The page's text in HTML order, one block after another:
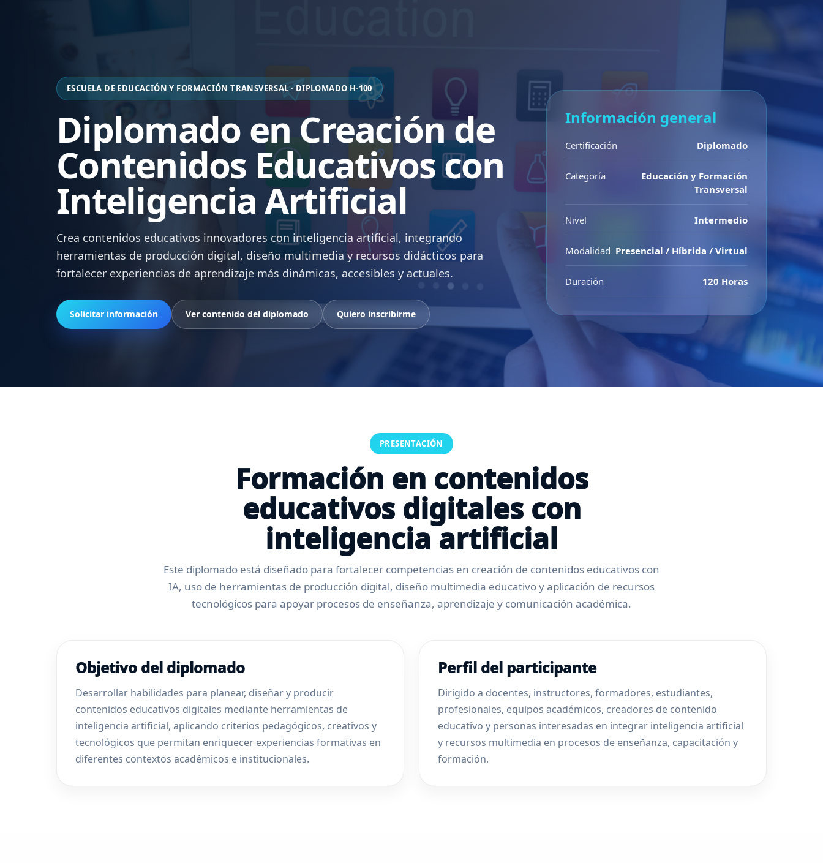
ESCUELA DE EDUCACIÓN Y FORMACIÓN TRANSVERSAL · DIPLOMADO H-100
Diplomado en Creación de
Contenidos Educativos con
Inteligencia Artificial
Crea contenidos educativos innovadores con inteligencia artificial, integrando
herramientas de producción digital, diseño multimedia y recursos didácticos para
fortalecer experiencias de aprendizaje más dinámicas, accesibles y actuales.
Solicitar información Ver contenido del diplomado Quiero inscribirme
Información general
Certificación Diplomado
Categoría
Educación y Formación
Transversal
Nivel Intermedio
Modalidad Presencial / Híbrida / Virtual
Duración 120 Horas
PRESENTACIÓN
Formación en contenidos
educativos digitales con
inteligencia artificial
Este diplomado está diseñado para fortalecer competencias en creación de contenidos educativos con
IA, uso de herramientas de producción digital, diseño multimedia educativo y aplicación de recursos
tecnológicos para apoyar procesos de enseñanza, aprendizaje y comunicación académica.
Objetivo del diplomado
Desarrollar habilidades para planear, diseñar y producir
contenidos educativos digitales mediante herramientas de
inteligencia artificial, aplicando criterios pedagógicos, creativos y
tecnológicos que permitan enriquecer experiencias formativas en
diferentes contextos académicos e institucionales.
Perfil del participante
Dirigido a docentes, instructores, formadores, estudiantes,
profesionales, equipos académicos, creadores de contenido
educativo y personas interesadas en integrar inteligencia artificial
y recursos multimedia en procesos de enseñanza, capacitación y
formación.